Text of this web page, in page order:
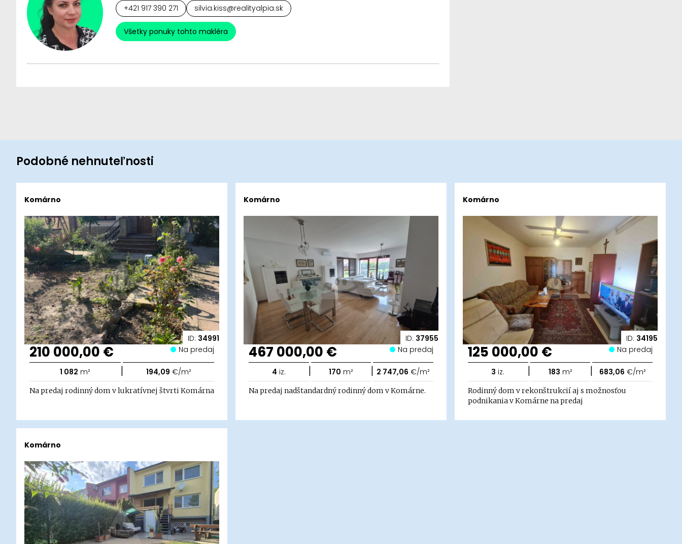
+421 917 390 271 silvia.kiss@realityalpia.sk
Všetky ponuky tohto makléra
Podobné nehnuteľnosti
ID: 34991
Komárno
210 000,00 € Na predaj
1 082 m² | 194,09 €/m²
Na predaj rodinný dom v lukratívnej štvrti Komárna
ID: 37955
Komárno
467 000,00 € Na predaj
4 iz. | 170 m² | 2 747,06 €/m²
Na predaj nadštandardný rodinný dom v Komárne.
ID: 34195
Komárno
125 000,00 € Na predaj
3 iz. | 183 m² | 683,06 €/m²
Rodinný dom v rekonštrukcií aj s možnosťou
podnikania v Komárne na predaj
Komárno